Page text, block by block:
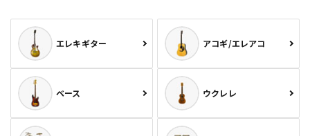
エレキギター アコギ/エレアコ
ベース ウクレレ